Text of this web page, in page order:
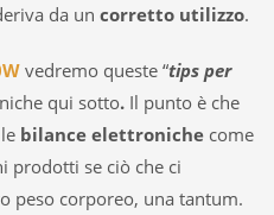
da un corretto utilizzo.
vedremo queste “tips per
qui sotto. Il punto è che
bilance elettroniche come
prodotti se ciò che ci
peso corporeo, una tantum.